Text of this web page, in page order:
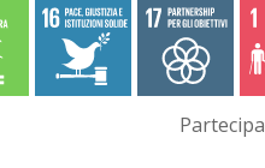
Partecipa